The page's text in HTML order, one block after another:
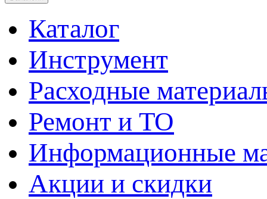
Каталог
Инструмент
Расходные
Ремонт и ТО
Информационные
Акции и скидки